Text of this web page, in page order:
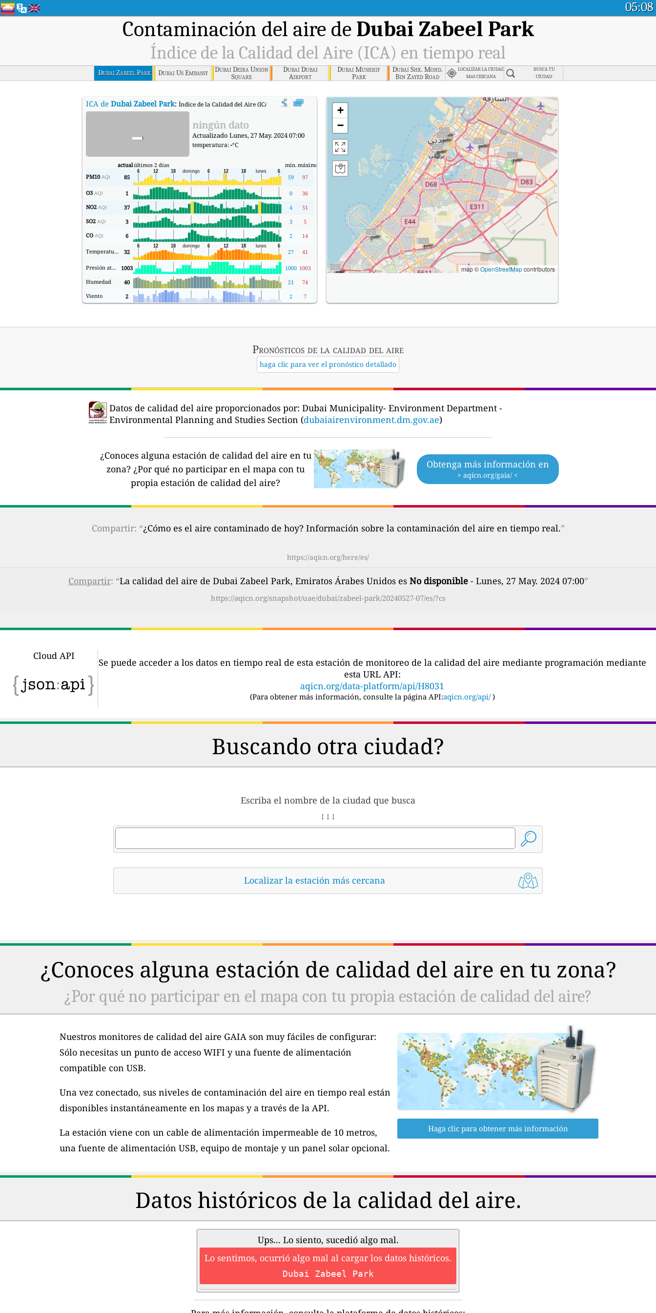
05:08
Contaminación del aire de Dubai Zabeel Park
Índice de la Calidad del Aire (ICA) en tiempo real
Dubai Zabeel Park Dubai Us Embassy
Dubai Deira Union
Square
Dubai Dubai
Airport
Dubai Mushrif
Park
Dubai Shk. Mohd.
Bin Zayed Road
LOCALIZAR LA CIUDAD
MáS CERCANA
BUSCA TU
CIUDAD
ICA de Dubai Zabeel Park: Índice de la Calidad del Aire (ICA) de Dubai Zabeel Park en tiempo real.
- ningún dato
Actualizado Lunes, 27 May. 2024 07:00
temperatura:-°C
actualúltimos 2 días mín. máximo
PM10 AQI 85 59 97
O3 AQI 1 0
36
NO2 AQI 37 4
51
SO2 AQI 3 3
5
CO AQI 6 2 14
Temperatura. 32 27 41
Presión atmosférica 1003 1000 1003
Humedad
40 21
74
Viento
2 2 7
+
−
map ©OpenStreetMapcontributors
Pronósticos de la calidad del aire
haga clic para ver el pronóstico detallado
Datos de calidad del aire proporcionados por: Dubai Municipality- Environment Department -
Environmental Planning and Studies Section (dubaiairenvironment.dm.gov.ae)
¿Conoces alguna estación de calidad del aire en tu
zona? ¿Por qué no participar en el mapa con tu
propia estación de calidad del aire?
Obtenga más información en
> aqicn.org/gaia/ <
Compartir: “¿Cómo es el aire contaminado de hoy? Información sobre la contaminación del aire en tiempo real.”
https://aqicn.org/here/es/
Compartir: “La calidad del aire de Dubai Zabeel Park, Emiratos Árabes Unidos es No disponible- Lunes, 27 May. 2024 07:00”
https://aqicn.org/snapshot/uae/dubai/zabeel-park/20240527-07/es/?cs
Cloud API
Se puede acceder a los datos en tiempo real de esta estación de monitoreo de la calidad del aire mediante programación mediante
esta URL API:
aqicn.org/data-platform/api/H8031
(Para obtener más información, consulte la página API:aqicn.org/api/ )
Buscando otra ciudad?
Escriba el nombre de la ciudad que busca
↓ ↓ ↓
Localizar la estación más cercana
¿Conoces alguna estación de calidad del aire en tu zona?
¿Por qué no participar en el mapa con tu propia estación de calidad del aire?
Nuestros monitores de calidad del aire GAIA son muy fáciles de configurar:
Sólo necesitas un punto de acceso WIFI y una fuente de alimentación
compatible con USB.
Una vez conectado, sus niveles de contaminación del aire en tiempo real están
disponibles instantáneamente en los mapas y a través de la API.
La estación viene con un cable de alimentación impermeable de 10 metros,
una fuente de alimentación USB, equipo de montaje y un panel solar opcional.
Haga clic para obtener más información
Datos históricos de la calidad del aire.
Ups... Lo siento, sucedió algo mal.
Lo sentimos, ocurrió algo mal al cargar los datos históricos.
Dubai Zabeel Park